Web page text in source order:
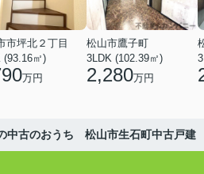
市坪北２丁目
(93.16㎡)
万円
松山市鷹子町
3LDK (102.39㎡)
2,280万円
中古のおうち 松山市生石町中古戸建